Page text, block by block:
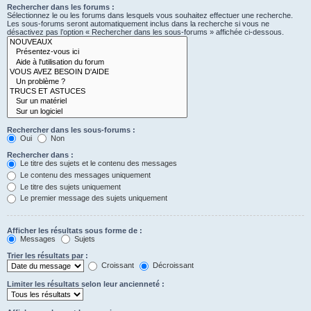
Rechercher dans les forums :
Sélectionnez le ou les forums dans lesquels vous souhaitez effectuer une recherche.
Les sous-forums seront automatiquement inclus dans la recherche si vous ne
désactivez pas l’option « Rechercher dans les sous-forums » affichée ci-dessous.
Rechercher dans les sous-forums :
Oui
Non
Rechercher dans :
Le titre des sujets et le contenu des messages
Le contenu des messages uniquement
Le titre des sujets uniquement
Le premier message des sujets uniquement
Afficher les résultats sous forme de :
Messages
Sujets
Trier les résultats par :
Croissant
Décroissant
Limiter les résultats selon leur ancienneté :